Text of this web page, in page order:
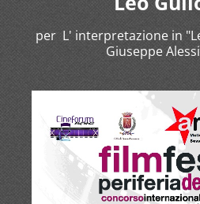
per L' interpretazione in
Giuseppe